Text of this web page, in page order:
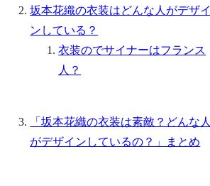
坂本花織の衣装はどんな人がデザイ
ンしている？
衣装のでサイナーはフランス
人？
「坂本花織の衣装は素敵？どんな人
がデザインしているの？」まとめ